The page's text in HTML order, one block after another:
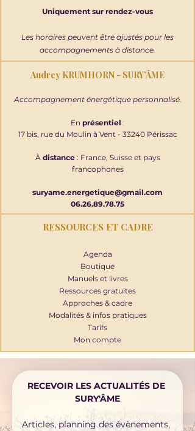
Uniquement sur rendez-vous
Les horaires peuvent être ajustés pour les
accompagnements à distance.
Audrey KRUMHORN - SURY’ÂME
Accompagnement énergétique personnalisé.
En présentiel :
17 bis, rue du Moulin à Vent - 33240 Périssac
À distance : France, Suisse et pays
francophones
suryame.energetique@gmail.com
06.26.89.78.75
RESSOURCES ET CADRE
Agenda
Boutique
Manuels et livres
Ressources gratuites
Approches & cadre
Modalités & infos pratiques
Tarifs
Mon compte
RECEVOIR LES ACTUALITÉS DE
SURY'ÂME
Articles, planning des évènements,